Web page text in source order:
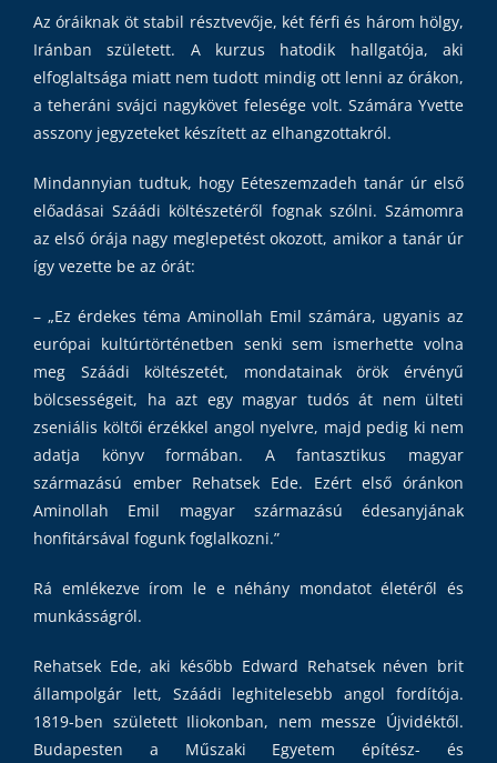
Az óráiknak öt stabil résztvevője, két férfi és három hölgy,
Iránban született. A kurzus hatodik hallgatója, aki
elfoglaltsága miatt nem tudott mindig ott lenni az órákon,
a teheráni svájci nagykövet felesége volt. Számára Yvette
asszony jegyzeteket készített az elhangzottakról.
Mindannyian tudtuk, hogy Eéteszemzadeh tanár úr első
előadásai Száádi költészetéről fognak szólni. Számomra
az első órája nagy meglepetést okozott, amikor a tanár úr
így vezette be az órát:
– „Ez érdekes téma Aminollah Emil számára, ugyanis az
európai kultúrtörténetben senki sem ismerhette volna
meg Száádi költészetét, mondatainak örök érvényű
bölcsességeit, ha azt egy magyar tudós át nem ülteti
zseniális költői érzékkel angol nyelvre, majd pedig ki nem
adatja könyv formában. A fantasztikus magyar
származású ember Rehatsek Ede. Ezért első óránkon
Aminollah Emil magyar származású édesanyjának
honfitársával fogunk foglalkozni.”
Rá emlékezve írom le e néhány mondatot életéről és
munkásságról.
Rehatsek Ede, aki később Edward Rehatsek néven brit
állampolgár lett, Száádi leghitelesebb angol fordítója.
1819-ben született Iliokonban, nem messze Újvidéktől.
Budapesten a Műszaki Egyetem építész- és